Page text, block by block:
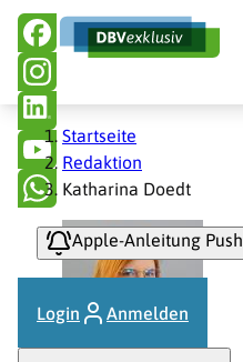
Direkt
zum
Inhalt
Hauptnavigation
Apple-Anleitung Push
Login Anmelden
Pfadnavigation
Startseite
Redaktion
Katharina Doedt